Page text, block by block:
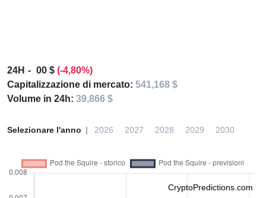
24H 00 $ (-4,80%)
Capitalizzazione di mercato: 541,168 $
Volume in 24h: 39,866 $
Selezionare l'anno 2026 2027 2028 2029 2030
CryptoPredictions.com